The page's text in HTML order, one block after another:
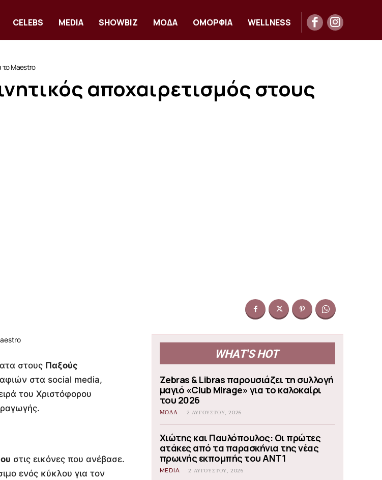
CELEBS MEDIA SHOWBIZ ΜΟΔΑ ΟΜΟΡΦΙΑ WELLNESS
το Maestro
αποχαιρετισμός στους
στους Παξούς
στα social media,
του Χριστόφορου
στις εικόνες που ανέβασε.
ενός κύκλου για τον
WHAT'S HOT
Zebras & Libras παρουσιάζει τη συλλογή
μαγιό «Club Mirage» για το καλοκαίρι
του 2026
ΜΟΔΑ 2 ΑΥΓΟΎΣΤΟΥ, 2026
Χιώτης και Παυλόπουλος: Οι πρώτες
ατάκες από τα παρασκήνια της νέας
πρωινής εκπομπής του ΑΝΤ1
MEDIA 2 ΑΥΓΟΎΣΤΟΥ, 2026